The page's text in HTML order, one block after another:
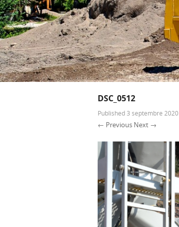
DSC_0512
Published 3 septembre 2020
← Previous Next →